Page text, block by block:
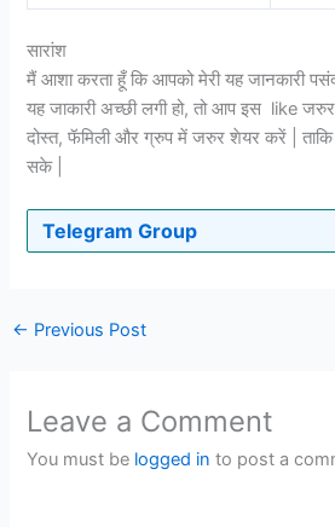
सारांश
मैं आशा करता हूँ कि आपको मेरी यह जानकारी
यह जाकारी अच्छी लगी हो, तो आप इस like
दोस्त, फॅमिली और ग्रुप में जरुर शेयर करें | ताकि
सके |
Telegram Group
← Previous Post
Leave a Comment
You must be logged in to post a